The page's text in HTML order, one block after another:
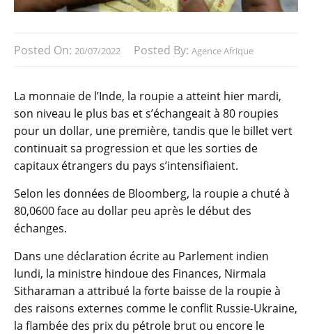
Posted On: 20/07/2022 Posted By: Agence Afrique
La monnaie de l’Inde, la roupie a atteint hier mardi,
son niveau le plus bas et s’échangeait à 80 roupies
pour un dollar, une première, tandis que le billet vert
continuait sa progression et que les sorties de
capitaux étrangers du pays s’intensifiaient.
Selon les données de Bloomberg, la roupie a chuté à
80,0600 face au dollar peu après le début des
échanges.
Dans une déclaration écrite au Parlement indien
lundi, la ministre hindoue des Finances, Nirmala
Sitharaman a attribué la forte baisse de la roupie à
des raisons externes comme le conflit Russie-Ukraine,
la flambée des prix du pétrole brut ou encore le